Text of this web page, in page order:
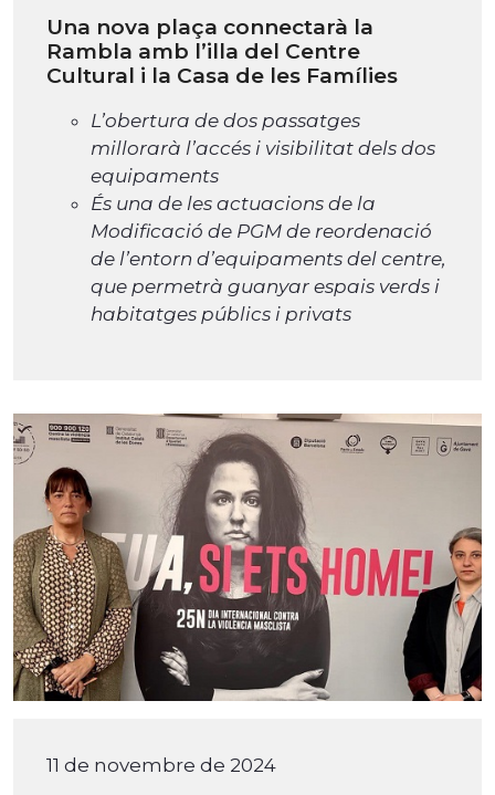
Una nova plaça connectarà la
Rambla amb l’illa del Centre
Cultural i la Casa de les Famílies
L’obertura de dos passatges
millorarà l’accés i visibilitat dels dos
equipaments
És una de les actuacions de la
Modificació de PGM de reordenació
de l’entorn d’equipaments del centre,
que permetrà guanyar espais verds i
habitatges públics i privats
11 de novembre de 2024